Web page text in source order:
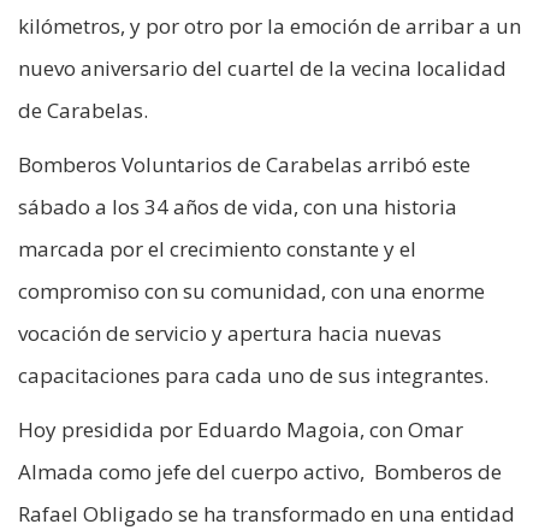
kilómetros, y por otro por la emoción de arribar a un
nuevo aniversario del cuartel de la vecina localidad
de Carabelas.
Bomberos Voluntarios de Carabelas arribó este
sábado a los 34 años de vida, con una historia
marcada por el crecimiento constante y el
compromiso con su comunidad, con una enorme
vocación de servicio y apertura hacia nuevas
capacitaciones para cada uno de sus integrantes.
Hoy presidida por Eduardo Magoia, con Omar
Almada como jefe del cuerpo activo, Bomberos de
Rafael Obligado se ha transformado en una entidad